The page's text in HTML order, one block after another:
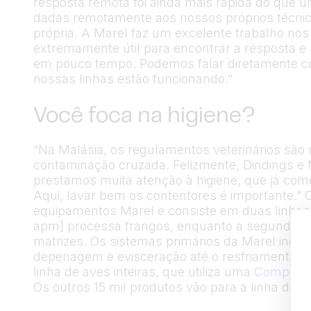
dadas remotamente aos nossos próprios
própria. A Marel faz um excelente trabalho
extremamente útil para encontrar a resposta
em pouco tempo. Podemos falar diretamente
nossas linhas estão funcionando.”
Você foca na higiene?
“Na Malásia, os regulamentos veterinários
contaminação cruzada. Felizmente, Dindings
prestamos muita atenção à higiene, que já
Aqui, lavar bem os contentores é importante.”
equipamentos Marel e consiste em duas
apm] processa frangos, enquanto a segunda
matrizes. Os sistemas primários da Marel
depenagem e evisceração até o resfriamento.
linha de aves inteiras, que utiliza uma Compact
Os outros 15 mil produtos vão para a linha de